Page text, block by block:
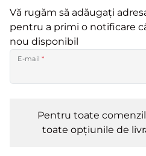
Vă rugăm să adăugați
pentru a primi o notificare
nou disponibil
E-mail*
Pentru toate
toate opțiunile de